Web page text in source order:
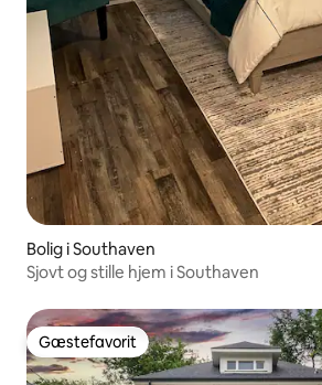
Bolig i Southaven
Sjovt og stille hjem i Southaven
Gæstefavorit
Gæstefavorit